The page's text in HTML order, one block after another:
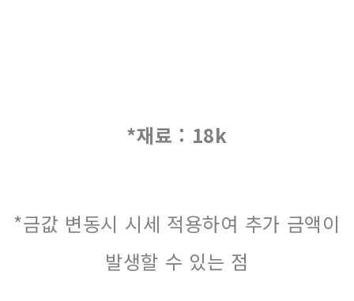
*재료 : 18k
*금값 변동시 시세 적용하여 추가 금액이
발생할 수 있는 점